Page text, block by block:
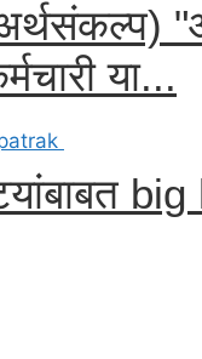
या...